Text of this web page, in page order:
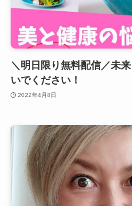
＼明日限り無料配信／未
いでください！
2022年4月8日